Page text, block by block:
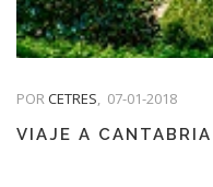
PORCETRES, 07-01-2018
VIAJE A CANTABRIA